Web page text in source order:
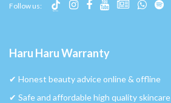
Follow us:
Haru Haru Warranty
✔︎ Honest beauty advice online & offline
✔︎ Safe and affordable high quality skincare